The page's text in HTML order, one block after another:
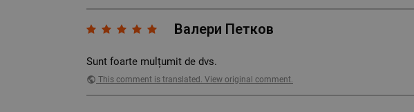
Валери Петков
Sunt foarte mulțumit de dvs.
public This comment is translated. View original comment.